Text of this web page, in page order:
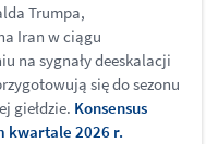
Trumpa,
Iran w ciągu
na sygnały deeskalacji
się do sezonu
giełdzie. Konsensus
kwartale 2026 r.